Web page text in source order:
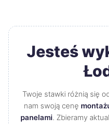
Jesteś
Twoje stawki różnią się
nam swoją cenę
panelami. Zbieramy